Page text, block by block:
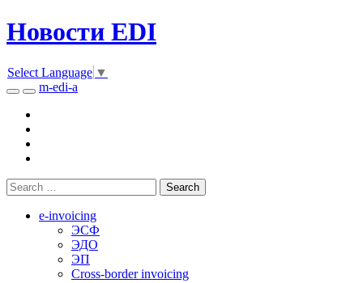
Новости EDI
Select Language ▼
m-edi-a
e-invoicing
ЭСФ
ЭДО
ЭП
Cross-border invoicing